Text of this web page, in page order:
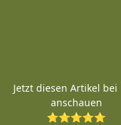
Jetzt diesen Artikel bei
anschauen
⭐⭐⭐⭐⭐